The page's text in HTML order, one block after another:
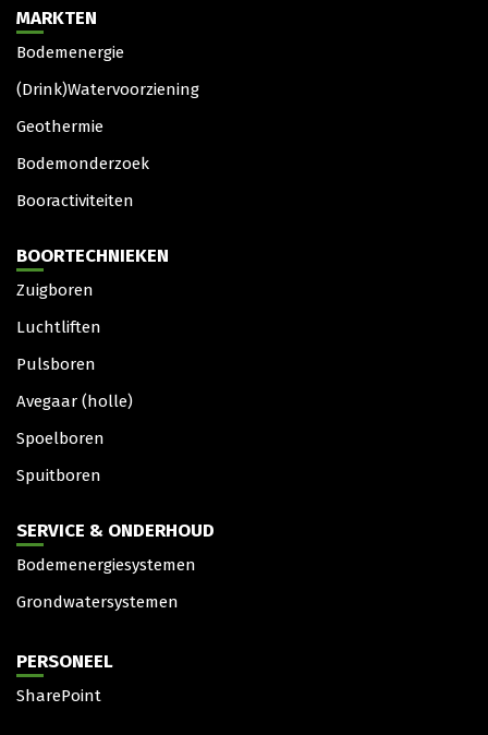
MARKTEN
Bodemenergie
(Drink)Watervoorziening
Geothermie
Bodemonderzoek
Booractiviteiten
BOORTECHNIEKEN
Zuigboren
Luchtliften
Pulsboren
Avegaar (holle)
Spoelboren
Spuitboren
SERVICE & ONDERHOUD
Bodemenergiesystemen
Grondwatersystemen
PERSONEEL
SharePoint